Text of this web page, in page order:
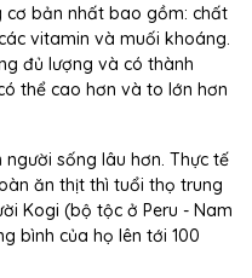
cơ bản nhất bao gồm: chất
vitamin và muối khoáng.
đủ lượng và có thành
thể cao hơn và to lớn hơn
sống lâu hơn. Thực tế
ăn thịt thì tuổi thọ trung
Kogi (bộ tộc ở Peru - Nam
bình của họ lên tới 100